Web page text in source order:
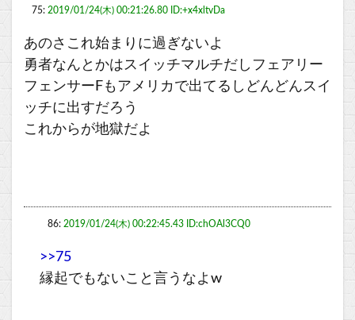
75: 2019/01/24(木) 00:21:26.80 ID:+x4xltvDa
あのさこれ始まりに過ぎないよ
勇者なんとかはスイッチマルチだしフェアリー
フェンサーFもアメリカで出てるしどんどんスイ
ッチに出すだろう
これからが地獄だよ
86: 2019/01/24(木) 00:22:45.43 ID:chOAl3CQ0
>>75
縁起でもないこと言うなよw